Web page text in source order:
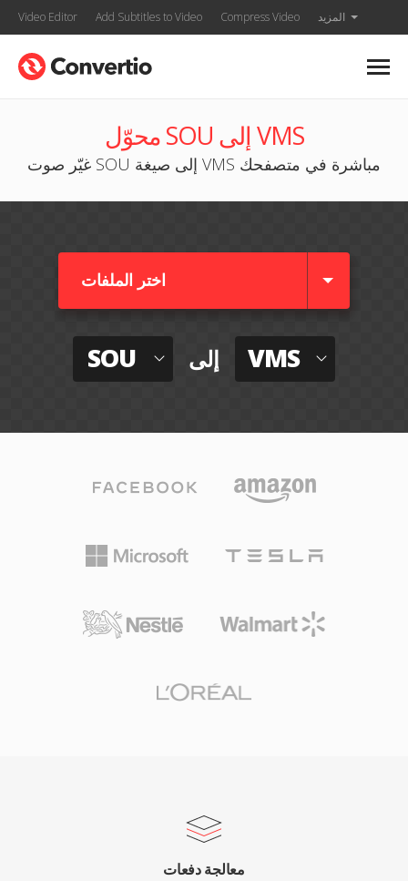
Video Editor Add Subtitles to Video Compress Video المزيد
محوّل SOU إلى VMS
غيّر صوت SOU إلى صيغة VMS مباشرة في متصفحك
اختر الملفات
SOU إلى VMS
معالجة دفعات